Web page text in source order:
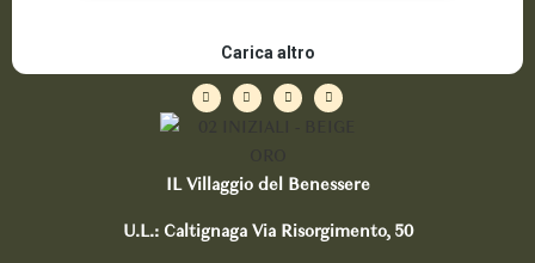
IL Villaggio del Benessere
U.L.: Caltignaga Via Risorgimento, 50